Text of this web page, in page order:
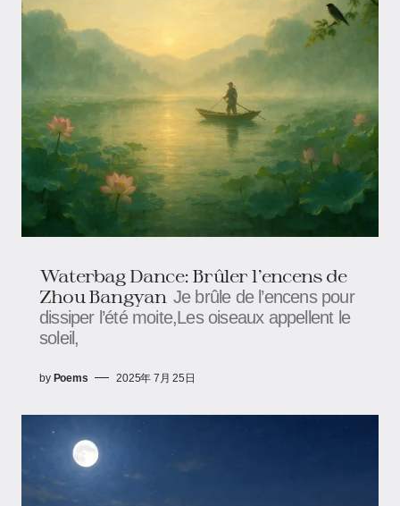
Waterbag Dance: Brûler l’encens​ de
Zhou Bangyan Je brûle de l’encens pour
dissiper l’été moite,Les oiseaux appellent le
soleil,
by Poems 2025年 7月 25日